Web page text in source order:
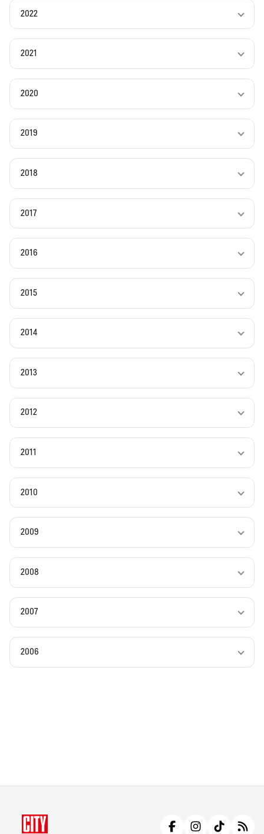
2022
2021
2020
2019
2018
2017
2016
2015
2014
2013
2012
2011
2010
2009
2008
2007
2006